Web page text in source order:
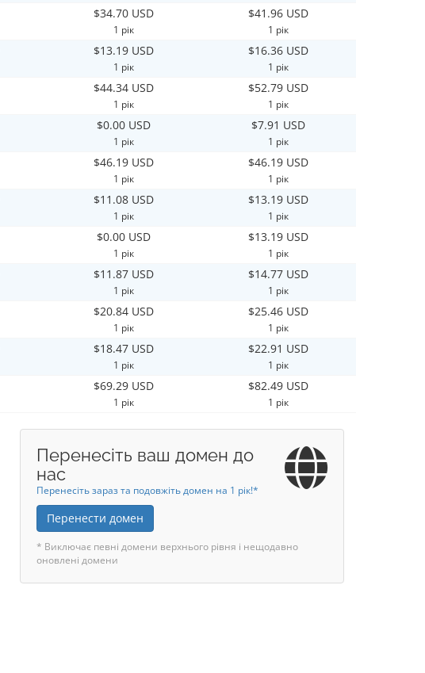
$34.70 USD
1 рік
$41.96 USD
1 рік
$13.19 USD
1 рік
$16.36 USD
1 рік
$44.34 USD
1 рік
$52.79 USD
1 рік
$0.00 USD
1 рік
$7.91 USD
1 рік
$46.19 USD
1 рік
$46.19 USD
1 рік
$11.08 USD
1 рік
$13.19 USD
1 рік
$0.00 USD
1 рік
$13.19 USD
1 рік
$11.87 USD
1 рік
$14.77 USD
1 рік
$20.84 USD
1 рік
$25.46 USD
1 рік
$18.47 USD
1 рік
$22.91 USD
1 рік
$69.29 USD
1 рік
$82.49 USD
1 рік
Перенесіть ваш домен до
нас
Перенесіть зараз та подовжіть домен на 1 рік!*
Перенести домен
* Виключає певні домени верхнього рівня і нещодавно
оновлені домени